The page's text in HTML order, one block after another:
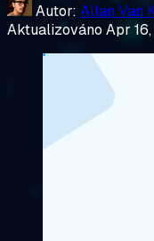
Autor: Allan Van
Aktualizováno Apr